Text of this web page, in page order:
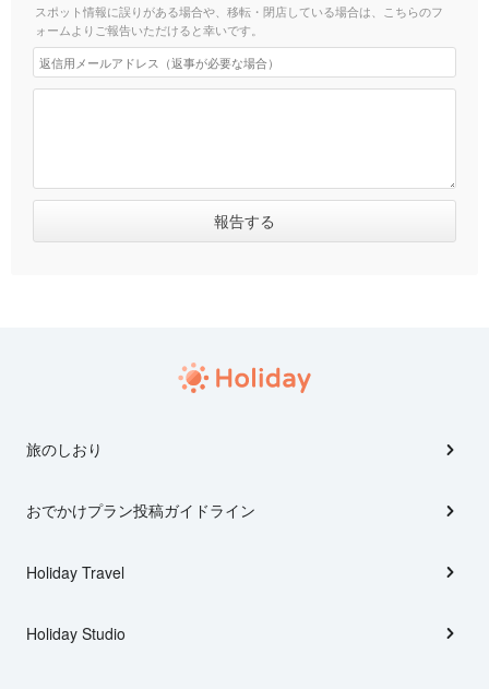
スポット情報に誤りがある場合や、移転・閉店している場合は、こちらのフ
ォームよりご報告いただけると幸いです。
旅のしおり
おでかけプラン投稿ガイドライン
Holiday Travel
Holiday Studio